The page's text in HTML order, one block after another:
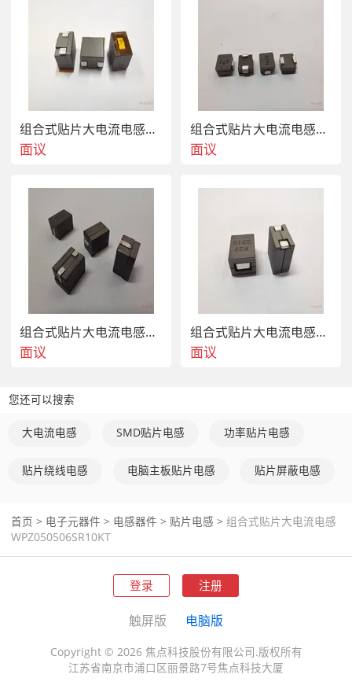
WPZ100807SR33KT
WPZ100807SR12KT002
WPZ100807SR15KT002
WPZ100807SR17KT002
WPZ100807SR27KT002
WPZ100807SR30KT002
WPZ10088S1R10KT
WPZ10088S1R15KT
WPZ090608SR12KT002
WPZ090608SR18KT002
WPZ090608SR30KT002
组合式贴片大电流电感WPZ070704SR18MT
面议
组合式贴片大电流电感WPZ100705SR12KT
面议
组合式贴片大电流电感WPZ100705SR15KT
面议
组合式贴片大电流电感WPZ100705SR15KT
面议
您还可以搜索
大电流电感 SMD贴片电感 功率贴片电感
贴片绕线电感 电脑主板贴片电感 贴片屏蔽电感
首页 > 电子元器件 > 电感器件 > 贴片电感 > 组合式贴片大电流电感
WPZ050506SR10KT
登录 注册
触屏版 电脑版
Copyright © 2026 焦点科技股份有限公司.版权所有
江苏省南京市浦口区丽景路7号焦点科技大厦